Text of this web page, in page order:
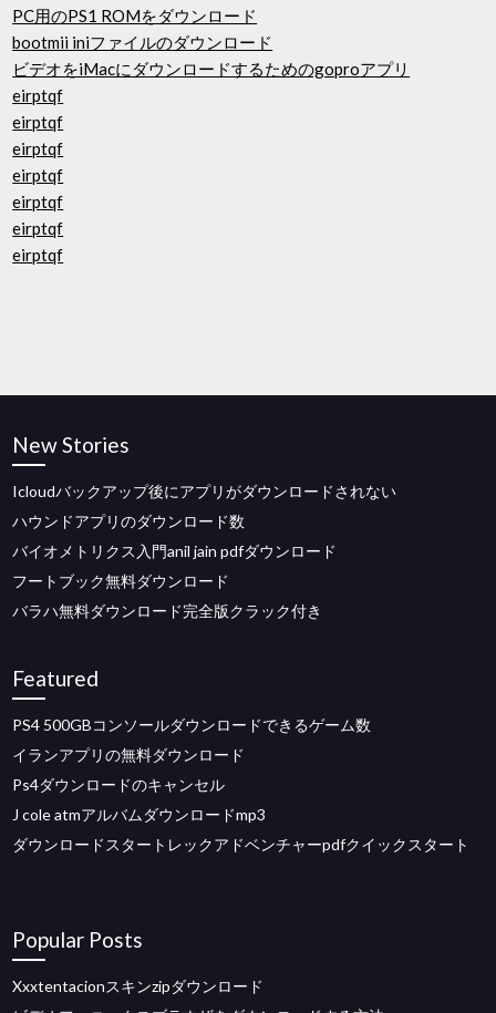
PC用のPS1 ROMをダウンロード
bootmii iniファイルのダウンロード
ビデオをiMacにダウンロードするためのgoproアプリ
eirptqf
eirptqf
eirptqf
eirptqf
eirptqf
eirptqf
eirptqf
New Stories
Icloudバックアップ後にアプリがダウンロードされない
ハウンドアプリのダウンロード数
バイオメトリクス入門anil jain pdfダウンロード
フートブック無料ダウンロード
バラハ無料ダウンロード完全版クラック付き
Featured
PS4 500GBコンソールダウンロードできるゲーム数
イランアプリの無料ダウンロード
Ps4ダウンロードのキャンセル
J cole atmアルバムダウンロードmp3
ダウンロードスタートレックアドベンチャーpdfクイックスタート
Popular Posts
Xxxtentacionスキンzipダウンロード